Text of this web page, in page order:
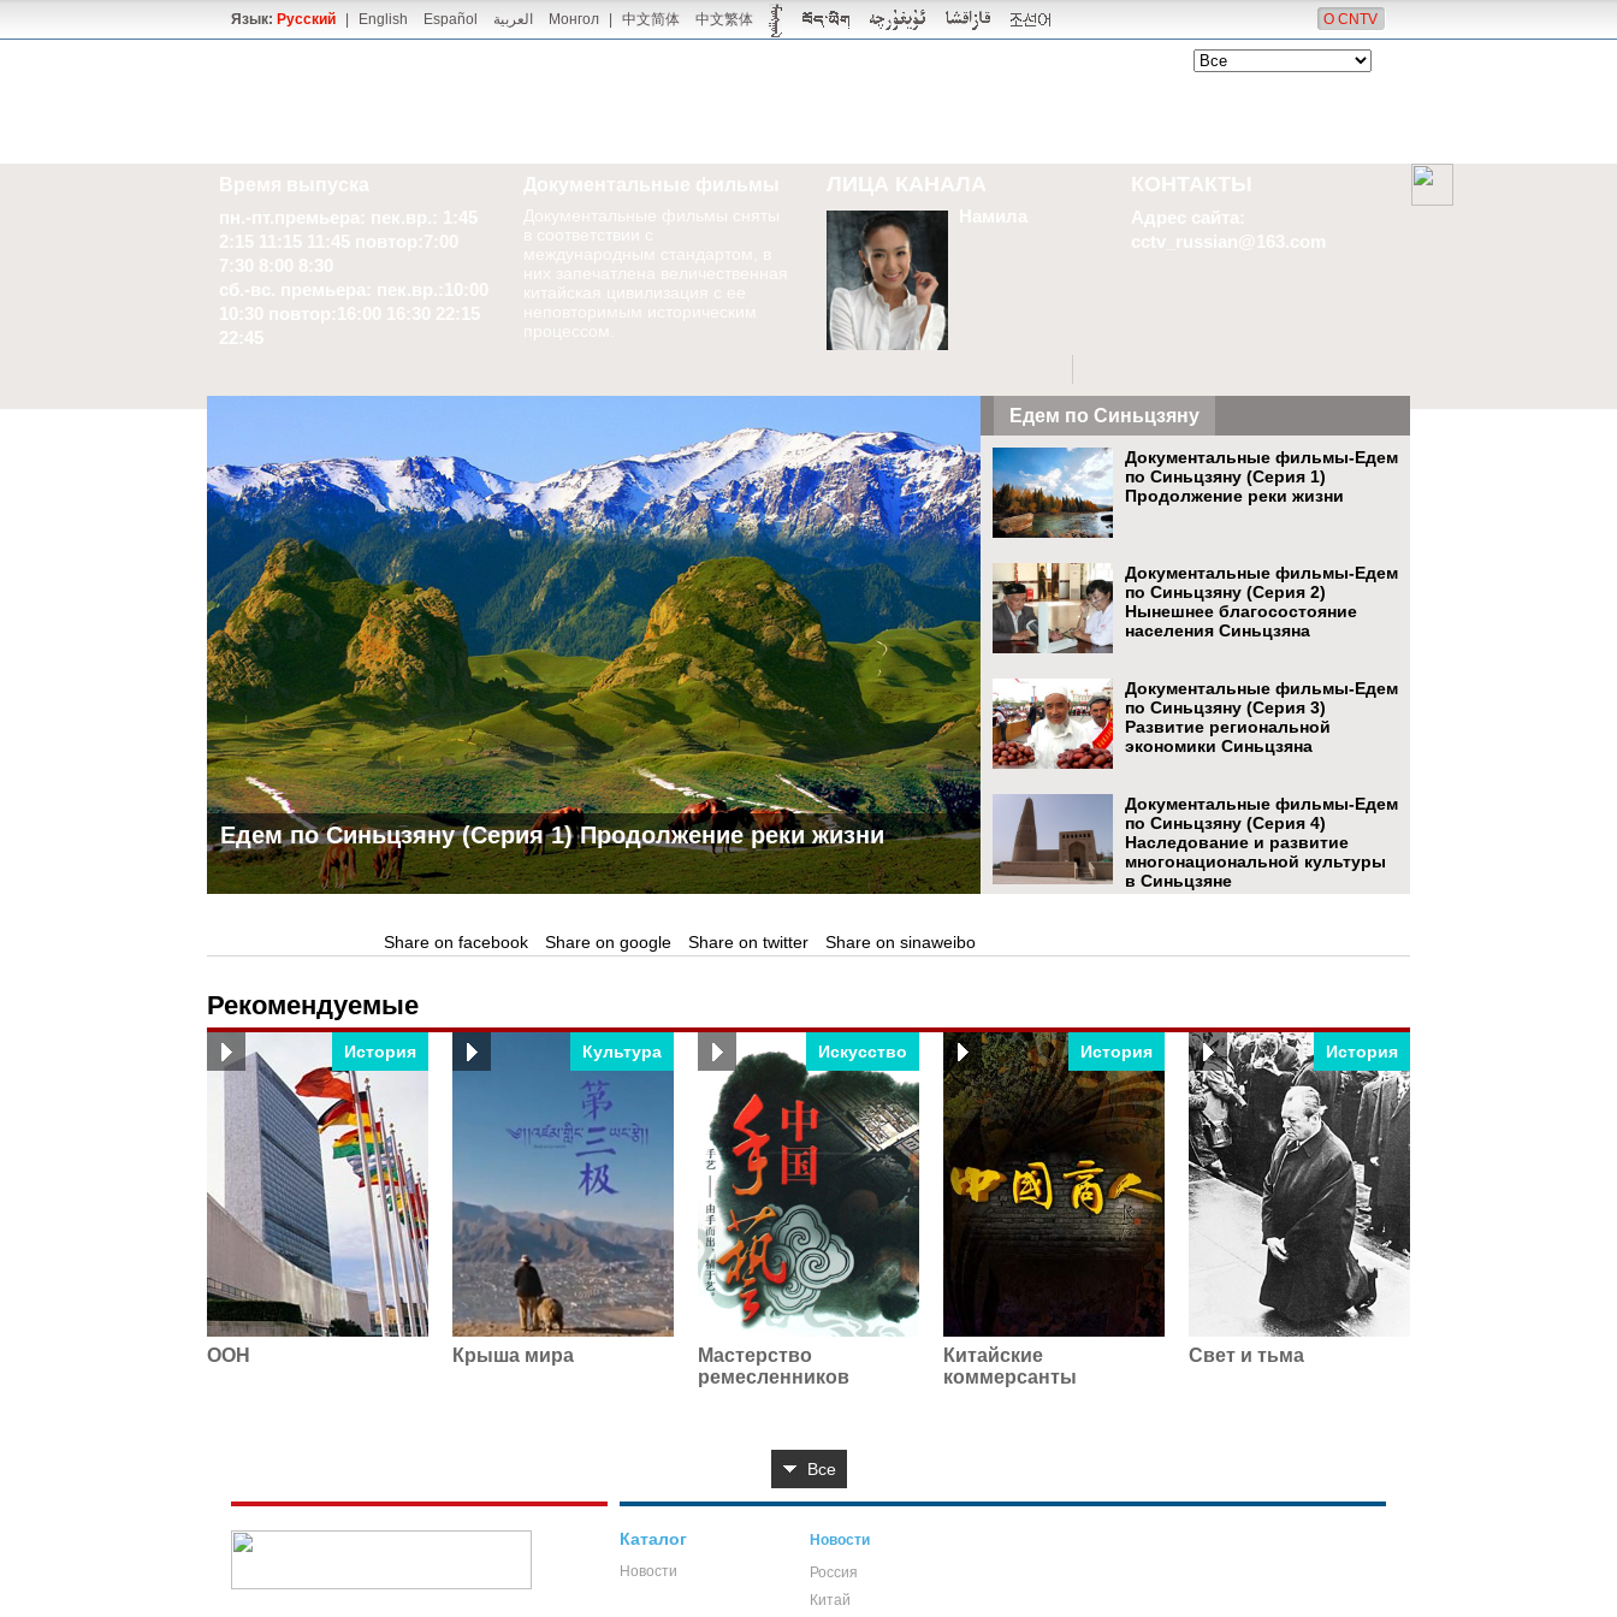
Язык: Русский English Español العربية Монгол 中文简体 中文繁体 О CNTV
Время выпуска
пн.-пт.премьера: пек.вр.: 1:45
2:15 11:15 11:45 повтор:7:00
7:30 8:00 8:30
сб.-вс. премьера: пек.вр.:10:00
10:30 повтор:16:00 16:30 22:15
22:45
Документальные фильмы
Документальные фильмы сняты
в соответствии с
международным стандартом, в
них запечатлена величественная
китайская цивилизация с ее
неповторимым историческим
процессом.
ЛИЦА КАНАЛА
Намила
КОНТАКТЫ
Адрес сайта:
cctv_russian@163.com
Едем по Синьцзяну (Серия 1) Продолжение реки жизни
Едем по Синьцзяну
Документальные фильмы-Едем
по Синьцзяну (Серия 1)
Продолжение реки жизни
Документальные фильмы-Едем
по Синьцзяну (Серия 2)
Нынешнее благосостояние
населения Синьцзяна
Документальные фильмы-Едем
по Синьцзяну (Серия 3)
Развитие региональной
экономики Синьцзяна
Документальные фильмы-Едем
по Синьцзяну (Серия 4)
Наследование и развитие
многонациональной культуры
в Синьцзяне
по Синьцзяну (Серия 5) По пути
Документальные фильмы-Едем
по Синьцзяну (Серия 6)
Синьцзян - рай для туристов
Документальные фильмы-Едем
по Синьцзяну (Серия 7)
Cельское хозяйство и
скотоводство в Синьцзяне
Документальные фильмы-Едем
по Синьцзяну (Серия 8)
Многонациональная кухня
Синьцзяна
Share on facebook Share on google Share on twitter Share on sinaweibo
Рекомендуемые
История
ООН
Культура
Крыша мира
Искусство
Мастерство
ремесленников
История
Китайские
коммерсанты
История
Свет и тьма
Все
Каталог
Новости
Новости
Россия
Китай